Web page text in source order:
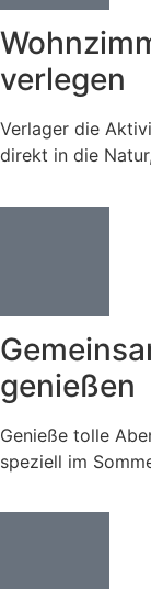
verlegen
Verlager die
direkt in die
genießen
Genieße tolle
speziell im